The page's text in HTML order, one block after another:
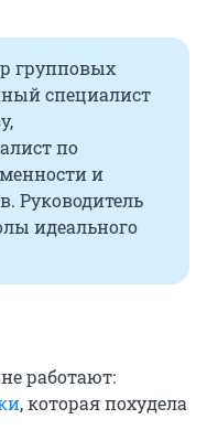
групповых
специалист
по
и
Руководитель
идеального
работают:
, которая похудела